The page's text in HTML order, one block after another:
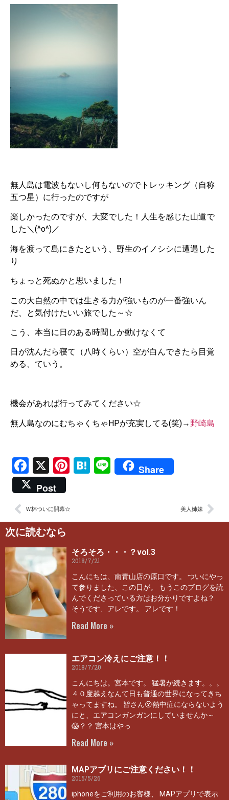
無人島は電波もないし何もないのでトレッキング（自称
五つ星）に行ったのですが
楽しかったのですが、大変でした！人生を感じた山道で
した＼(^o^)／
海を渡って島にきたという、野生のイノシシに遭遇した
り
ちょっと死ぬかと思いました！
この大自然の中では生きる力が強いものが一番強いん
だ、と気付けたいい旅でした～☆
こう、本当に日のある時間しか動けなくて
日が沈んだら寝て（八時くらい）空が白んできたら目覚
める、ていう。
機会があれば行ってみてください☆
無人島なのにむちゃくちゃHPが充実してる(笑)→ 野崎島
Facebook
X Pinterest
Hatena
LineShare
Post
Ｗ杯ついに開幕☆ 美人姉妹
次に読むなら
そろそろ・・・？vol.3
2018/7/21
こんにちは、南青山店の原口です。 ついにやっ
て参りました、この日が。 もうこのブログを読
んでくださっている方はお分かりですよね？
そうです、アレです。 アレです！
Read More »
エアコン冷えにご注意！！
2018/7/20
こんにちは。宮本です。 猛暑が続きます。。。
４０度越えなんて日も普通の世界になってきち
ゃってますね。 皆さん😮熱中症にならないよう
にと、エアコンガンガンにしていませんか～
😱？？ 宮本はやっ
Read More »
MAPアプリにご注意ください！！
2015/5/26
iphoneをご利用のお客様、 MAPアプリで表示